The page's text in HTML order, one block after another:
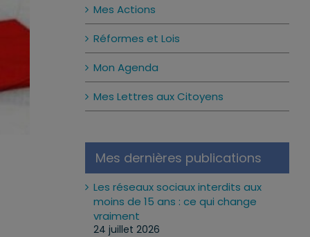
Mes Actions
Réformes et Lois
Mon Agenda
Mes Lettres aux Citoyens
Mes dernières publications
Les réseaux sociaux interdits aux
moins de 15 ans : ce qui change
vraiment
24 juillet 2026